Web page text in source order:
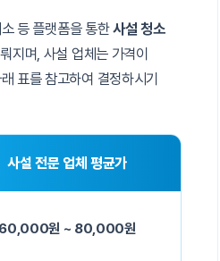
등 플랫폼을 통한사설 청소
지며, 사설 업체는 가격이
표를 참고하여 결정하시기
사설 전문 업체 평균가
60,000원 ~ 80,000원